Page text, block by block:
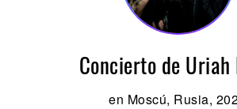
Concierto de Uriah
en Moscú, Rusia,